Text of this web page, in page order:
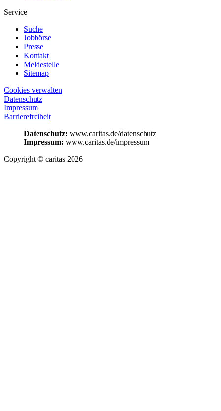
Service
Suche
Jobbörse
Presse
Kontakt
Meldestelle
Sitemap
Cookies verwalten
Datenschutz
Impressum
Barrierefreiheit
Datenschutz: www.caritas.de/datenschutz
Impressum: www.caritas.de/impressum
Copyright © caritas 2026